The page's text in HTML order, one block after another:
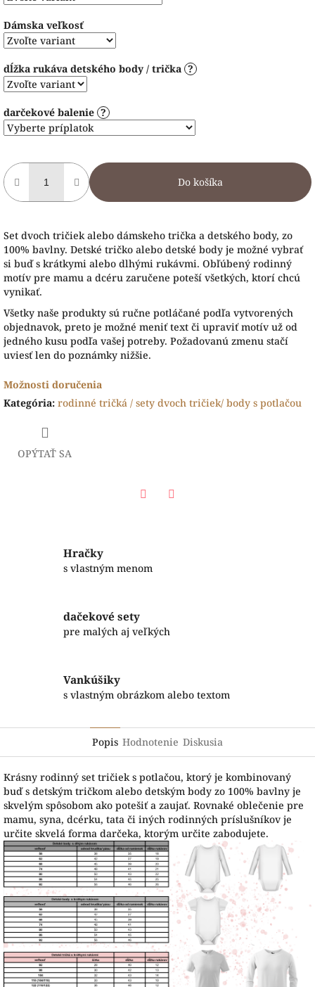
Dámska veľkosť
dĺžka rukáva detského body / trička ?
darčekové balenie ?
Do košíka
Set dvoch tričiek alebo dámskeho trička a detského body, zo
100% bavlny. Detské tričko alebo detské body je možné vybrať
si buď s krátkymi alebo dlhými rukávmi. Obľúbený rodinný
motív pre mamu a dcéru zaručene poteší všetkých, ktorí chcú
vynikať.
Všetky naše produkty sú ručne potláčané podľa vytvorených
objednavok, preto je možné meniť text či upraviť motív už od
jedného kusu podľa vašej potreby. Požadovanú zmenu stačí
uviesť len do poznámky nižšie.
Možnosti doručenia
Kategória: rodinné tričká / sety dvoch tričiek/ body s potlačou
OPÝTAŤ SA
Hračky
s vlastným menom
dačekové sety
pre malých aj veľkých
Vankúšiky
s vlastným obrázkom alebo textom
Popis Hodnotenie Diskusia
Krásny rodinný set tričiek s potlačou, ktorý je kombinovaný
buď s detským tričkom alebo detským body zo 100% bavlny je
skvelým spôsobom ako potešiť a zaujať. Rovnaké oblečenie pre
mamu, syna, dcérku, tata či iných rodinných príslušníkov je
určite skvelá forma darčeka, ktorým určite zabodujete.